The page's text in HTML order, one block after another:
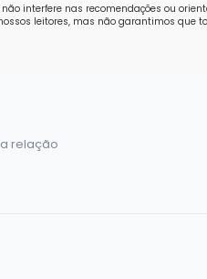
interfere nas recomendações ou
leitores, mas não garantimos
relação